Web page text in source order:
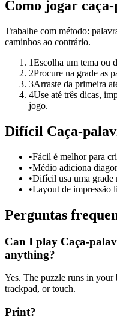
Como jogar
Trabalhe com método:
caminhos ao contrário.
1Escolha um tema ou
2Procure na grade as
3Arraste da primeira
4Use até três dicas,
jogo.
Difícil Caça-
•Fácil é melhor para
•Médio adiciona
•Difícil usa uma grade
•Layout de impressão
Perguntas
Can I play Caça-
anything?
Yes. The puzzle runs in
trackpad, or touch.
Print?